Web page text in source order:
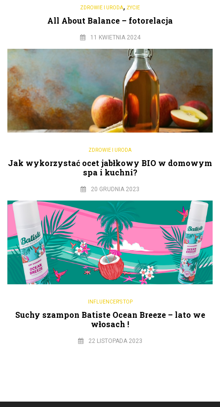
ZDROWIE I URODA, ŻYCIE
All About Balance – fotorelacja
11 KWIETNIA 2024
ZDROWIE I URODA
Jak wykorzystać ocet jabłkowy BIO w domowym
spa i kuchni?
20 GRUDNIA 2023
INFLUENCER'S TOP
Suchy szampon Batiste Ocean Breeze – lato we
włosach !
22 LISTOPADA 2023